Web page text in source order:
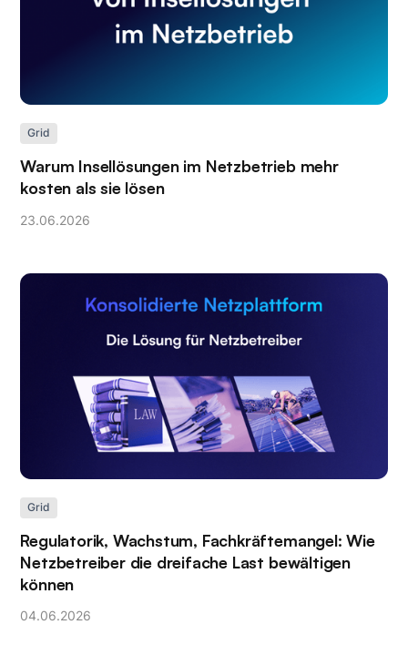
Grid
Warum Insellösungen im Netzbetrieb mehr
kosten als sie lösen
23.06.2026
Grid
Regulatorik, Wachstum, Fachkräftemangel: Wie
Netzbetreiber die dreifache Last bewältigen
können
04.06.2026